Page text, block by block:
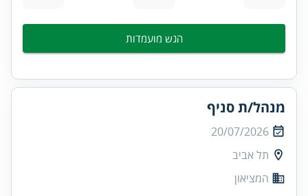
הגש מועמדות
מנהל/ת סניף
20/07/2026
תל אביב
המציאון